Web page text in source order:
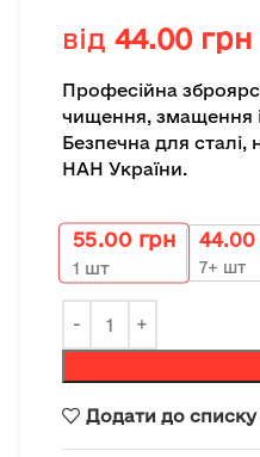
від 44.00 грн
Професійна
чищення, змащення і
Безпечна для сталі,
НАН України.
55.00 грн
1 шт
44.00
7+ шт
Додати до